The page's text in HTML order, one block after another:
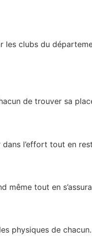
les clubs du
de trouver sa
l’effort tout en
même tout en
physiques de chacun.